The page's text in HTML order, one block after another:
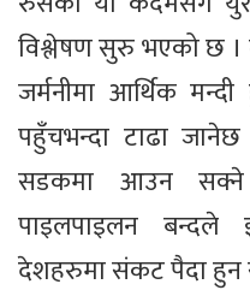
विश्लेषण सुरु भएको छ ।
जर्मनीमा आर्थिक
पहुँचभन्दा टाढा
सडकमा आउन
पाइलपाइलन बन्दले
देशहरुमा संकट पैदा हुन